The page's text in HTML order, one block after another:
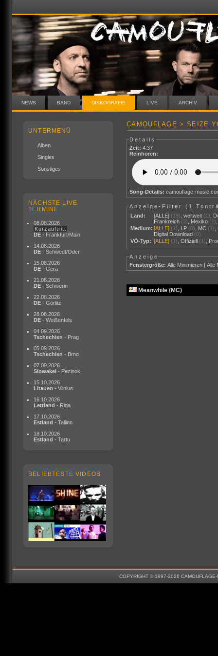
NEWS BAND DISKOGRAFIE LIVE ARCHIV
UNTERMENÜ
Alben
Singles
Sonstiges
NÄCHSTE LIVE
TERMINE
08.08.2026
Kurzauftritt
DE - Frankfurt/Main
14.08.2026
DE - Schwedt/Oder
15.08.2026
DE - Gera
21.08.2026
DE - Schwerin
22.08.2026
DE - Görlitz
28.08.2026
DE - Weißenfels
04.09.2026
Tschechien - Prag
05.09.2026
Tschechien - Brno
07.09.2026
Slowakei - Pezinok
15.10.2026
Litauen - Vilnius
16.10.2026
Lettland - Riga
17.10.2026
Estland - Tallinn
18.10.2026
Estland - Tartu
BELIEBTESTE VIDEOS
CAMOUFLAGE > SEIZE
Details
Zeit: 4:37
Reinhören:
Song-Details: camouflage-
Anzeige-Filter ( 1
Land:
[ALLE] (19) ,weltweit (1)
Frankreich (3) Mexiko (1)
Medium: [ALLE] (1) LP (0) MC (1) ,
Digital Download (0)
VÖ-Typ: [ALLE] (1) ,Offiziell (1)
Anzeige
Fenstergröße: Alle Minimieren |Alle
Meanwhile (MC)
COPYRIGHT © 1997-2026 CAMOUFLAGE-